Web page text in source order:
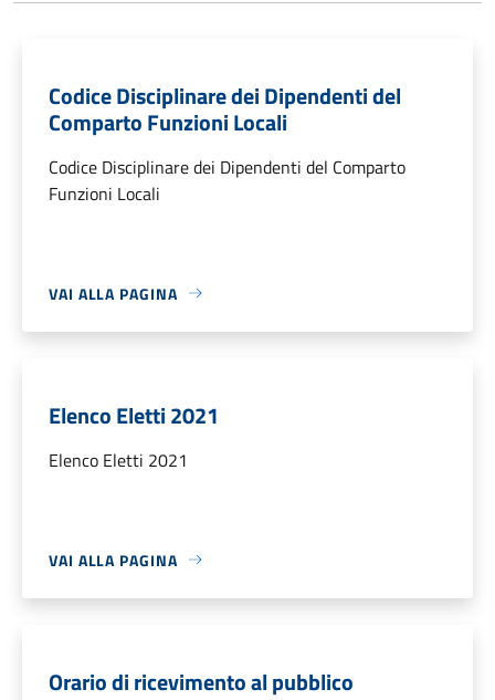
Codice Disciplinare dei Dipendenti del
Comparto Funzioni Locali
Codice Disciplinare dei Dipendenti del Comparto
Funzioni Locali
VAI ALLA PAGINA
Elenco Eletti 2021
Elenco Eletti 2021
VAI ALLA PAGINA
Orario di ricevimento al pubblico